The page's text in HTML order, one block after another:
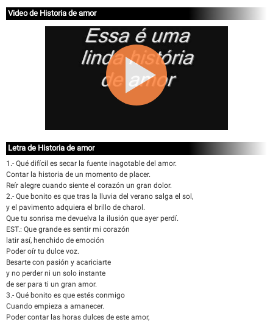
Video de Historia de amor
Letra de Historia de amor
1.- Qué difícil es secar la fuente inagotable del amor.
Contar la historia de un momento de placer.
Reír alegre cuando siente el corazón un gran dolor.
2.- Que bonito es que tras la lluvia del verano salga el sol,
y el pavimento adquiera el brillo de charol.
Que tu sonrisa me devuelva la ilusión que ayer perdí.
EST.: Que grande es sentir mi corazón
latir así, henchido de emoción
Poder oír tu dulce voz.
Besarte con pasión y acariciarte
y no perder ni un solo instante
de ser para ti un gran amor.
3.- Qué bonito es que estés conmigo
Cuando empieza a amanecer.
Poder contar las horas dulces de este amor,